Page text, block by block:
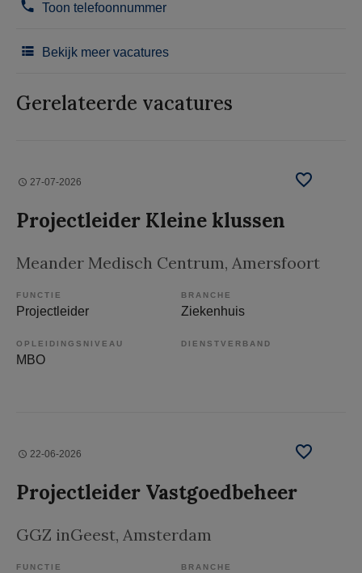
Toon telefoonnummer
Bekijk meer vacatures
Gerelateerde vacatures
27-07-2026
Projectleider Kleine klussen
Meander Medisch Centrum, Amersfoort
FUNCTIE
Projectleider
BRANCHE
Ziekenhuis
OPLEIDINGSNIVEAU
MBO
DIENSTVERBAND
22-06-2026
Projectleider Vastgoedbeheer
GGZ inGeest, Amsterdam
FUNCTIE BRANCHE